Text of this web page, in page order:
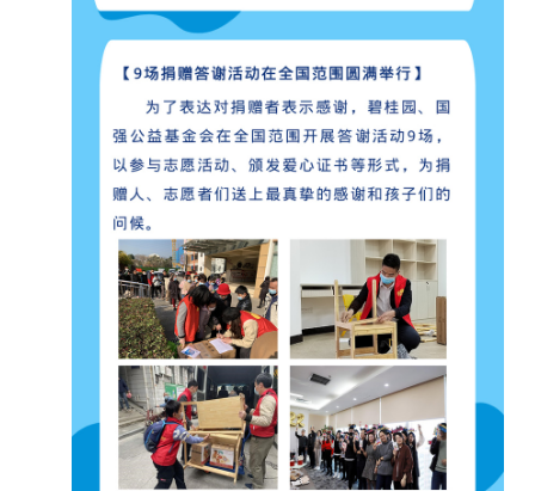
心系中国梦，愿助少年强！我们相信全社会有太多爱心人士
与我们一样关心乡村教育，关注乡村振兴，希望您与我们一
起，加入梦想空间计划，为梦想助力！
项目预算